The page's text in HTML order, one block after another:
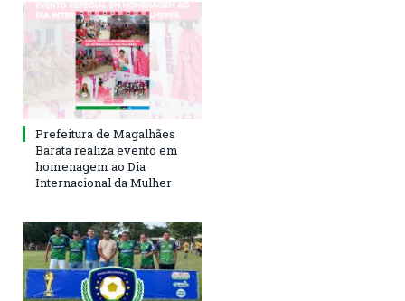
Prefeitura de Magalhães
Barata realiza evento em
homenagem ao Dia
Internacional da Mulher